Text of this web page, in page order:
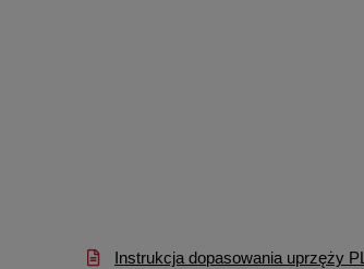
Instrukcja dopasowania uprzęży PL